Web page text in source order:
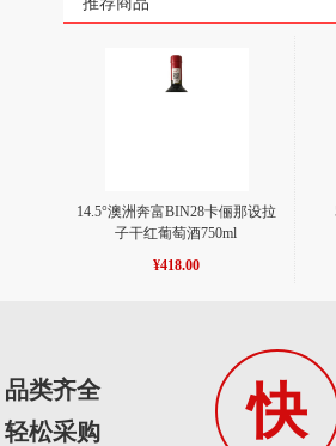
14.5°澳洲奔富BIN28卡俪那设拉
子干红葡萄酒750ml
¥418.00
品类齐全
轻松采购
快